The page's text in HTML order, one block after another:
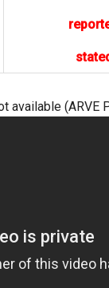
available